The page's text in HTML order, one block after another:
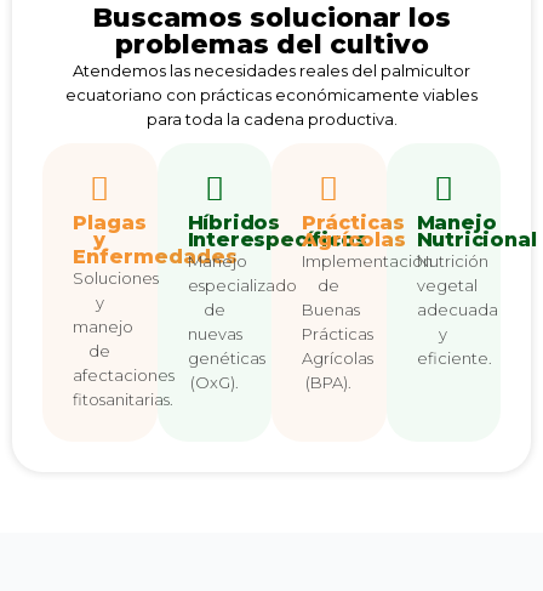
Buscamos solucionar los
problemas del cultivo
Atendemos las necesidades reales del palmicultor
ecuatoriano con prácticas económicamente viables
para toda la cadena productiva.
Plagas
y
Enfermedades
Soluciones
y
manejo
de
afectaciones
fitosanitarias.
Híbridos
Interespecíficos
Manejo
especializado
de
nuevas
genéticas
(OxG).
Prácticas
Agrícolas
Implementación
de
Buenas
Prácticas
Agrícolas
(BPA).
Manejo
Nutricional
Nutrición
vegetal
adecuada
y
eficiente.